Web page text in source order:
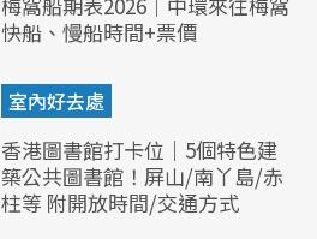
快船、慢船時間+票價
室內好去處
香港圖書館打卡位｜5個特色建
築公共圖書館！屏山/南丫島/赤
柱等 附開放時間/交通方式